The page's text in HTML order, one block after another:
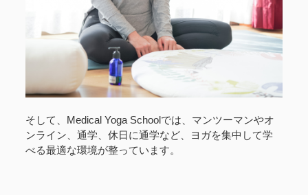
そして、Medical Yoga Schoolでは、マンツーマンやオ
ンライン、通学、休日に通学など、ヨガを集中して学
べる最適な環境が整っています。